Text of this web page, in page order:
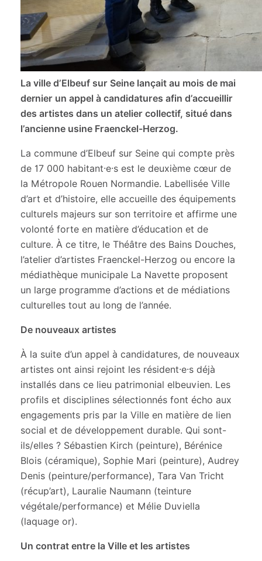
La ville d’Elbeuf sur Seine lançait au mois de mai
dernier un appel à candidatures afin d’accueillir
des artistes dans un atelier collectif, situé dans
l’ancienne usine Fraenckel-Herzog.
La commune d’Elbeuf sur Seine qui compte près
de 17 000 habitant·e·s est le deuxième cœur de
la Métropole Rouen Normandie. Labellisée Ville
d’art et d’histoire, elle accueille des équipements
culturels majeurs sur son territoire et affirme une
volonté forte en matière d’éducation et de
culture. À ce titre, le Théâtre des Bains Douches,
l’atelier d’artistes Fraenckel-Herzog ou encore la
médiathèque municipale La Navette proposent
un large programme d’actions et de médiations
culturelles tout au long de l’année.
De nouveaux artistes
À la suite d’un appel à candidatures, de nouveaux
artistes ont ainsi rejoint les résident·e·s déjà
installés dans ce lieu patrimonial elbeuvien. Les
profils et disciplines sélectionnés font écho aux
engagements pris par la Ville en matière de lien
social et de développement durable. Qui sont-
ils/elles ? Sébastien Kirch (peinture), Bérénice
Blois (céramique), Sophie Mari (peinture), Audrey
Denis (peinture/performance), Tara Van Tricht
(récup’art), Lauralie Naumann (teinture
végétale/performance) et Mélie Duviella
(laquage or).
Un contrat entre la Ville et les artistes